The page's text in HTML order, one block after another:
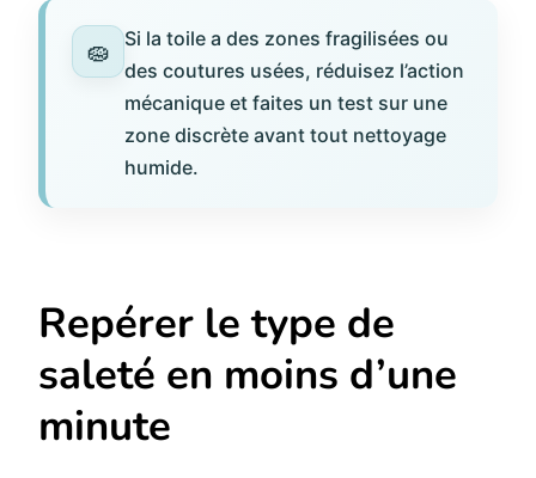
Si la toile a des zones fragilisées ou
des coutures usées, réduisez l’action
mécanique et faites un test sur une
zone discrète avant tout nettoyage
humide.
Repérer le type de
saleté en moins d’une
minute